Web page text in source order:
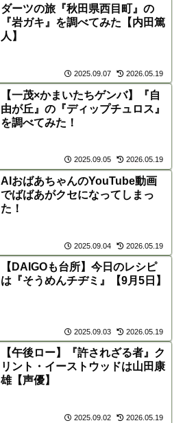
ダーツの旅『秋田県西目町』の
『岩ガキ』を調べてみた【内田篤
人】
2025.09.07 2026.05.19
【一茂×かまいたちゲンバ】『自
由が丘』の『ディップチュロス』
を調べてみた！
2025.09.05 2026.05.19
AIおばあちゃんのYouTube動画
でばばあがクセになってしまっ
た！
2025.09.04 2026.05.19
【DAIGOも台所】今日のレシピ
は『そうめんチヂミ』【9月5日】
2025.09.03 2026.05.19
【午後ロー】『許されざる者』ク
リント・イーストウッドは山田康
雄【声優】
2025.09.02 2026.05.19